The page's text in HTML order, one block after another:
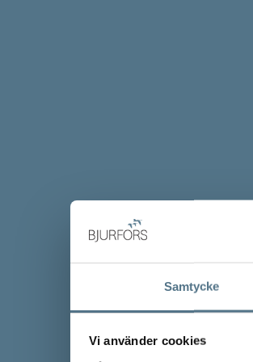
Samtycke
Vi använder cookies